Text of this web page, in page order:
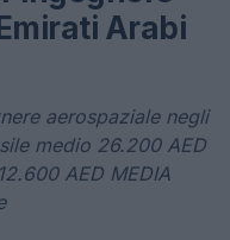
Arabi
aerospaziale negli
medio 26.200 AED
AED MEDIA